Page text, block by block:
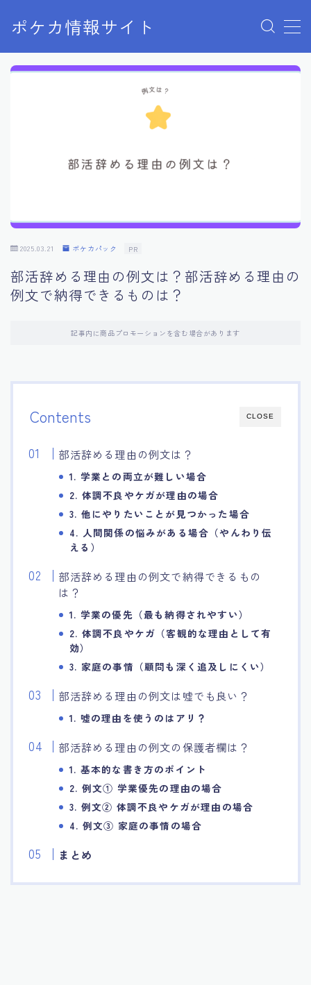
ポケカ情報サイト
MENU
Home
2025.03.21 ポケカパック PR
部活辞める理由の例文は？部活辞める理由の
例文で納得できるものは？
記事内に商品プロモーションを含む場合があります
CLOSE
Contents
部活辞める理由の例文は？
1. 学業との両立が難しい場合
2. 体調不良やケガが理由の場合
3. 他にやりたいことが見つかった場合
4. 人間関係の悩みがある場合（やんわり伝
える）
部活辞める理由の例文で納得できるもの
は？
1. 学業の優先（最も納得されやすい）
2. 体調不良やケガ（客観的な理由として有
効）
3. 家庭の事情（顧問も深く追及しにくい）
部活辞める理由の例文は嘘でも良い？
1. 嘘の理由を使うのはアリ？
部活辞める理由の例文の保護者欄は？
1. 基本的な書き方のポイント
2. 例文① 学業優先の理由の場合
3. 例文② 体調不良やケガが理由の場合
4. 例文③ 家庭の事情の場合
まとめ